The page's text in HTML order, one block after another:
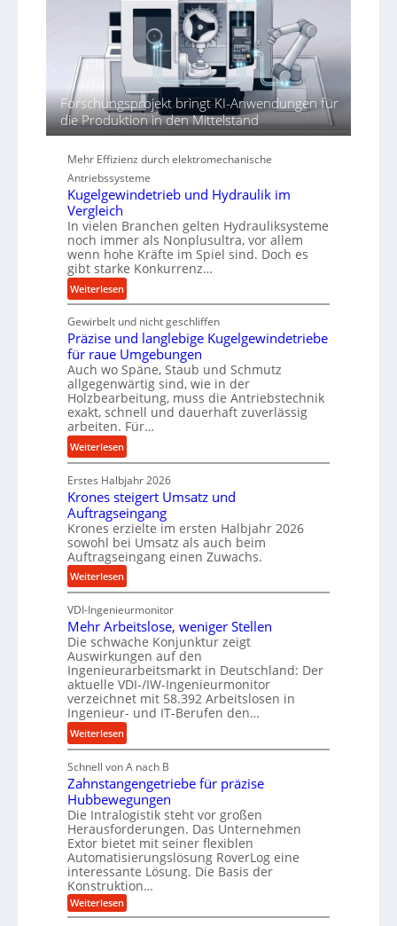
h
d
i
e
r
f
o
r
m
a
n
c
e
b
e
i
m
D
r
ü
c
p
r
o
z
e
s
s
Forschungsprojekt bringt KI-Anwendungen für
die Produktion in den Mittelstand
Mehr Effizienz durch elektromechanische
Antriebssysteme
Kugelgewindetrieb und Hydraulik im
Vergleich
In vielen Branchen gelten Hydrauliksysteme
noch immer als Nonplusultra, vor allem
wenn hohe Kräfte im Spiel sind. Doch es
gibt starke Konkurrenz…
Weiterlesen:
K
u
g
e
l
g
e
w
i
n
e
t
r
i
e
b
u
n
d
H
y
d
r
a
u
l
i
m
V
e
r
g
l
e
Gewirbelt und nicht geschliffen
Präzise und langlebige Kugelgewindetriebe
für raue Umgebungen
Auch wo Späne, Staub und Schmutz
allgegenwärtig sind, wie in der
Holzbearbeitung, muss die Antriebstechnik
exakt, schnell und dauerhaft zuverlässig
arbeiten. Für…
Weiterlesen:
P
r
ä
z
i
s
e
u
n
d
l
a
n
g
l
e
b
i
g
e
K
u
g
e
l
g
e
w
Erstes Halbjahr 2026
Krones steigert Umsatz und
Auftragseingang
Krones erzielte im ersten Halbjahr 2026
sowohl bei Umsatz als auch beim
Auftragseingang einen Zuwachs.
Weiterlesen:
K
r
o
n
e
s
s
t
e
i
g
r
t
U
m
s
a
t
z
VDI-Ingenieurmonitor
Mehr Arbeitslose, weniger Stellen
Die schwache Konjunktur zeigt
Auswirkungen auf den
Ingenieurarbeitsmarkt in Deutschland: Der
aktuelle VDI-/IW-Ingenieurmonitor
verzeichnet mit 58.392 Arbeitslosen in
Ingenieur- und IT-Berufen den…
Weiterlesen:
M
e
h
r
A
r
b
e
i
t
s
Schnell von A nach B
Zahnstangengetriebe für präzise
Hubbewegungen
Die Intralogistik steht vor großen
Herausforderungen. Das Unternehmen
Extor bietet mit seiner flexiblen
Automatisierungslösung RoverLog eine
interessante Lösung. Die Basis der
Konstruktion…
Weiterlesen:
Z